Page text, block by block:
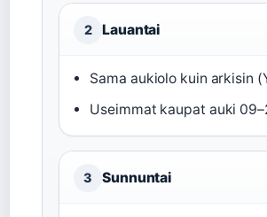
2 Lauantai
Sama aukiolo kuin arkisin
Useimmat kaupat auki
3 Sunnuntai